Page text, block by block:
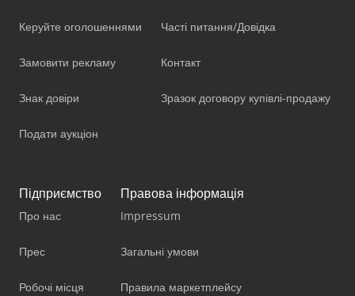
Керуйте оголошеннями
Замовити рекламу
Знак довіри
Подати аукціон
Часті питання/Довідка
Контакт
Зразок договору купівлі-продажу
Підприємство
Про нас
Прес
Робочі місця
Правова інформація
Impressum
Загальні умови
Правила маркетплейсу